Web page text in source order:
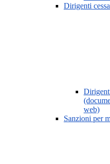
Dirigenti
web)
Sanzioni per